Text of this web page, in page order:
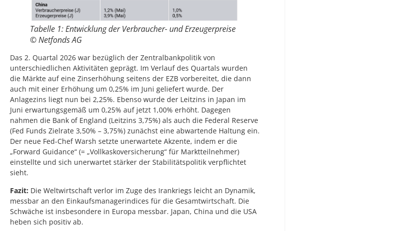
Tabelle 1: Entwicklung der Verbraucher- und Erzeugerpreise
© Netfonds AG
Das 2. Quartal 2026 war bezüglich der Zentralbankpolitik von
unterschiedlichen Aktivitäten geprägt. Im Verlauf des Quartals wurden
die Märkte auf eine Zinserhöhung seitens der EZB vorbereitet, die dann
auch mit einer Erhöhung um 0,25% im Juni geliefert wurde. Der
Anlagezins liegt nun bei 2,25%. Ebenso wurde der Leitzins in Japan im
Juni erwartungsgemäß um 0,25% auf jetzt 1,00% erhöht. Dagegen
nahmen die Bank of England (Leitzins 3,75%) als auch die Federal Reserve
(Fed Funds Zielrate 3,50% – 3,75%) zunächst eine abwartende Haltung ein.
Der neue Fed-Chef Warsh setzte unerwartete Akzente, indem er die
„Forward Guidance“ (= „Vollkaskoversicherung“ für Marktteilnehmer)
einstellte und sich unerwartet stärker der Stabilitätspolitik verpflichtet
sieht.
Fazit: Die Weltwirtschaft verlor im Zuge des Irankriegs leicht an Dynamik,
messbar an den Einkaufsmanagerindices für die Gesamtwirtschaft. Die
Schwäche ist insbesondere in Europa messbar. Japan, China und die USA
heben sich positiv ab.